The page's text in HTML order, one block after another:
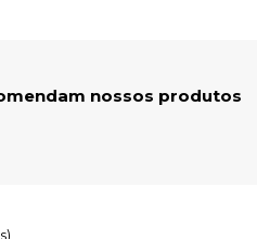
nossos produtos